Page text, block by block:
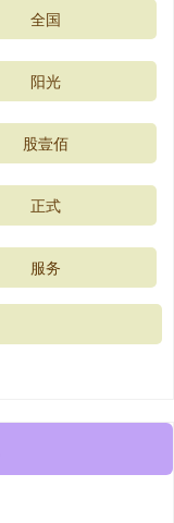
全国
阳光
股壹佰
正式
服务